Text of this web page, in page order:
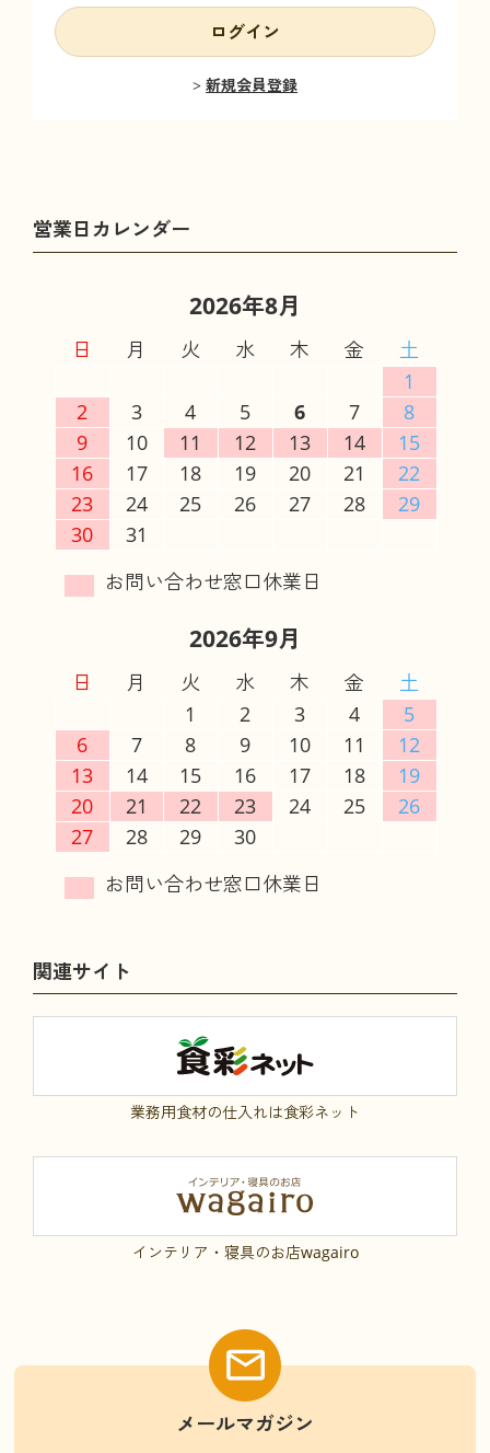
ログイン
新規会員登録
2026年8月
日 月 火 水 木 金
土
1
2
3 4 5 6 7
8
9
10 11 12 13 14
15
16
17 18 19 20 21
22
23
24 25 26 27 28
29
30
31
2026年9月
日 月 火 水 木 金
土
1
2 3 4
5
6
7 8 9 10 11
12
13
14 15 16 17 18
19
20
21 22 23 24 25
26
27
28 29 30
関連サイト
業務用食材の仕入れは食彩ネット
インテリア・寝具のお店wagairo
メールマガジン